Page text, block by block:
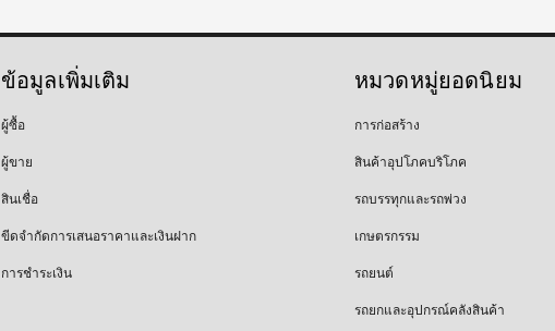
ข้อมูลเพิ่มเติม
ผู้ซื้อ
ผู้ขาย
สินเชื่อ
ขีดจำกัดการเสนอราคาและเงินฝาก
การชำระเงิน
หมวดหมู่ยอดนิยม
การก่อสร้าง
สินค้าอุปโภคบริโภค
รถบรรทุกและรถพ่วง
เกษตรกรรม
รถยนต์
รถยกและอุปกรณ์คลังสินค้า